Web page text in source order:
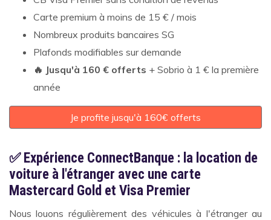
Carte premium à moins de 15 € / mois
Nombreux produits bancaires SG
Plafonds modifiables sur demande
🔥 Jusqu'à 160 € offerts + Sobrio à 1 € la première
année
Je profite jusqu'à 160€ offerts
✅ Expérience ConnectBanque : la location de
voiture à l'étranger avec une carte
Mastercard Gold et Visa Premier
Nous louons régulièrement des véhicules à l'étranger au